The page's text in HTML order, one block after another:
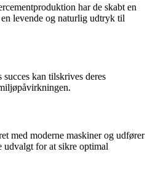
har de skabt en
levende og naturlig udtryk til
kan tilskrives deres
med moderne maskiner og udfører
udvalgt for at sikre optimal